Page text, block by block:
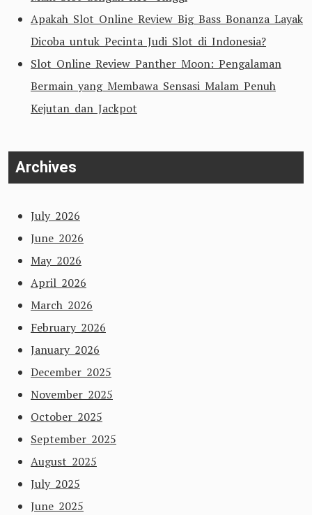
Apakah Slot Online Review Big Bass Bonanza Layak
Dicoba untuk Pecinta Judi Slot di Indonesia?
Slot Online Review Panther Moon: Pengalaman
Bermain yang Membawa Sensasi Malam Penuh
Kejutan dan Jackpot
Archives
July 2026
June 2026
May 2026
April 2026
March 2026
February 2026
January 2026
December 2025
November 2025
October 2025
September 2025
August 2025
July 2025
June 2025